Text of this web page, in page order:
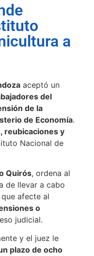
a
aceptó un
del
de la
de Economía.
reubicaciones y
Nacional de
Quirós, ordena al
de llevar a cabo
afecte al
o
judicial.
y el juez le
plazo de ocho